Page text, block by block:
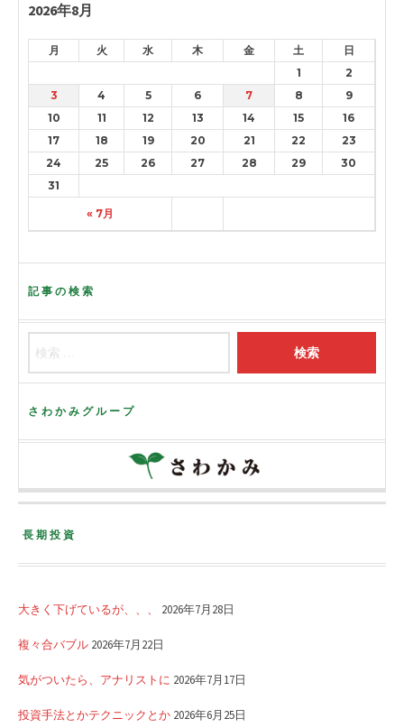
2026年8月
月 火 水 木 金 土 日
« 7月
1
2
3
4 5 6 7 8
9
10
11 12 13 14 15
16
17
18 19 20 21 22
23
24
25 26 27 28 29
30
31
記事の検索
さわかみグループ
長期投資
大きく下げているが、、、 2026年7月28日
複々合バブル 2026年7月22日
気がついたら、アナリストに 2026年7月17日
投資手法とかテクニックとか 2026年6月25日